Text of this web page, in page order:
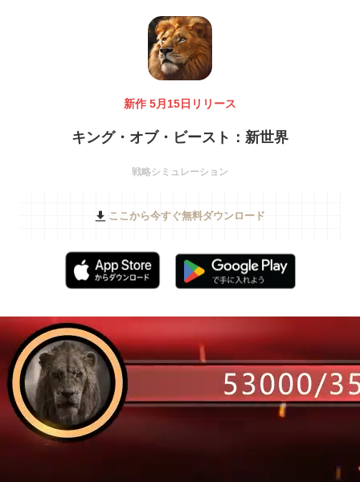
新作 5月15日リリース
キング・オブ・ビースト：新世界
戦略シミュレーション
ここから今すぐ無料ダウンロード